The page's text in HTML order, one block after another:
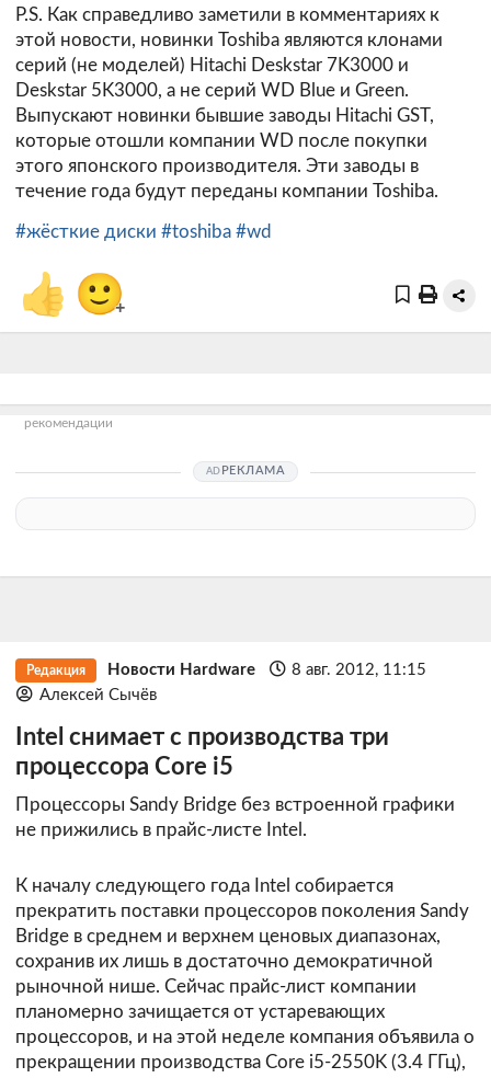
P.S. Как справедливо заметили в комментариях к
этой новости, новинки Toshiba являются клонами
серий (не моделей) Hitachi Deskstar 7K3000 и
Deskstar 5K3000, а не серий WD Blue и Green.
Выпускают новинки бывшие заводы Hitachi GST,
которые отошли компании WD после покупки
этого японского производителя. Эти заводы в
течение года будут переданы компании Toshiba.
#жёсткие диски #toshiba #wd
👍 🙂+
рекомендации
РЕКЛАМА
Редакция Новости Hardware
8 авг. 2012, 11:15
Алексей Сычёв
Intel снимает с производства три
процессора Core i5
Процессоры Sandy Bridge без встроенной графики
не прижились в прайс-листе Intel.
К началу следующего года Intel собирается
прекратить поставки процессоров поколения Sandy
Bridge в среднем и верхнем ценовых диапазонах,
сохранив их лишь в достаточно демократичной
рыночной нише. Сейчас прайс-лист компании
планомерно зачищается от устаревающих
процессоров, и на этой неделе компания объявила о
прекращении производства Core i5-2550K (3.4 ГГц),